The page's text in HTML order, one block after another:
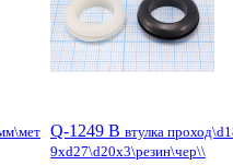
Q-1249 B втулка
9xd27\d20x3\резин\чер\\